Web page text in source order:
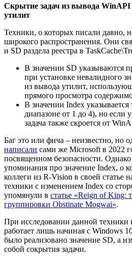
Скрытие задач из вывода
утилит
Техники, о которых писали давно,
широкого распространения. Они
и SD раздела реестра в
В значении SD указываются
при установке невалидного
из вывода утилит,
прямого просмотра
В значении Index указывается
диапазоне от 1 до 4), но если
задача также скроется от
Баг это или фича – неизвестно, но
написали сами же Microsoft в 2022
посвященном безопасности. Однако
упоминания про значение Index, о
коллеги из R-Vision в своей статье
техники с изменением Index со
упомянули в статье «Reign of King:
группировки Obstinate Mogwai».
При исследовании данной техники
работает лишь начиная с Windows
было реализовано значение SD, а
собой сокрытия задачи.